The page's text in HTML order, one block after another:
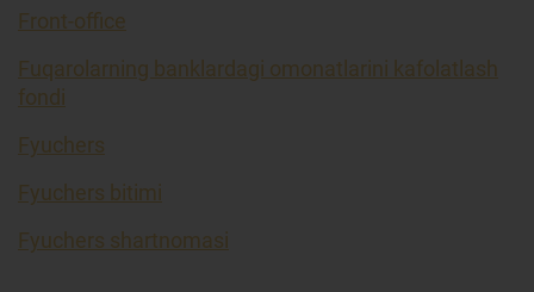
Front-office
Fuqarolarning banklardagi omonatlarini kafolatlash
fondi
Fyuchers
Fyuchers bitimi
Fyuchers shartnomasi